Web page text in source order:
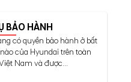
BẢO HÀNH
có quyền bảo hành ở bất
của Hyundai trên toàn
Nam và được...